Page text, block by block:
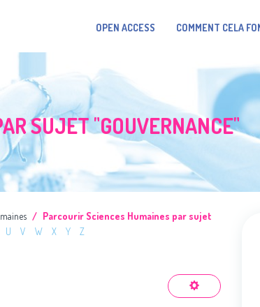
OPEN ACCESS COMMENT CELA
SUJET "GOUVERNANCE"
Parcourir Sciences Humaines par sujet
U V W X Y
Z